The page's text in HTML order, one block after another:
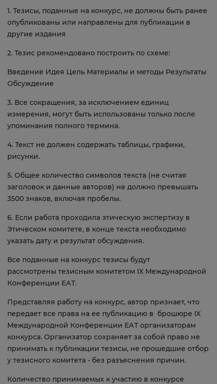
1. Тезисы, поданные на конкурс, не должны быть ранее
опубликованы или направлены для публикации в
другие издания
2. Тезис рекомендовано построить по схеме:
Введение Идея Цель Материалы и методы Результаты
Обсуждение
3. Все сокращения, за исключением единиц
измерения, могут быть использованы только после
упоминания полного термина.
4. Текст не должен содержать таблицы, графики,
рисунки.
5. Общее количество символов текста (не считая
заголовок и данные авторов) не должно превышать
3500 знаков, включая пробелы.
6. Если работа проходила этическую экспертизу в
Этическом комитете, в конце текста необходимо
указать дату и результат обсуждения.
Все поданные на конкурс тезисы будут
рассмотрены тезисным комитетом IX Международной
Конференции ЕАТ.
Представляя работу на конкурс, автор признает, что
передает все права на ее публикацию в брошюре IX
Международной Конференции ЕАТ организаторам
конкурса. Организатор сохраняет за собой право не
принимать к публикации тезисы, не прошедшие отбор
у тезисного комитета - без разъяснения причин.
Количество принимаемых к участию в конкурсе